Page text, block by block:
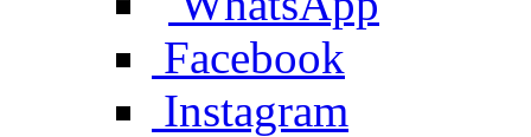
Facebook
Instagram